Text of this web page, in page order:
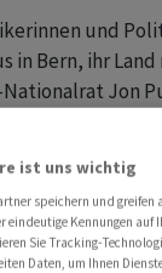
und
in Bern, ihr
Nationalrat Jon
mehr für die
oder
ist uns wichtig
speichern und greifen
eindeutige Kennungen auf
Sie Tracking-
Daten, um Ihnen